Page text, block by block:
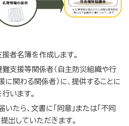
者名簿を作成します。
難支援等関係者（自主防災組織や行
関わる関係者）に、提供することに
います。
たら、文書に「同意」または「不同
出していただきます。